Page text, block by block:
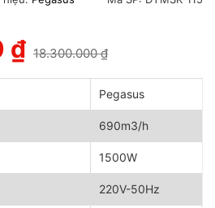
18.300.000₫
₫
Pegasus
690m3/h
1500W
220V-50Hz